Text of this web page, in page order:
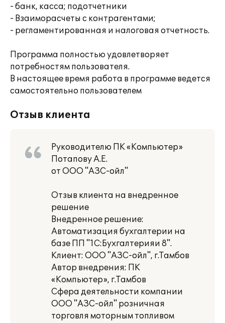
- банк, касса; подотчетники
- Взаиморасчеты с контрагентами;
- регламентированная и налоговая отчетность.
Программа полностью удовлетворяет
потребностям пользователя.
В настоящее время работа в программе ведется
самостоятельно пользователем
Отзыв клиента
Руководителю ПК «Компьютер»
Потапову А.Е.
от ООО "АЗС-ойл"
Отзыв клиента на внедренное
решение
Внедренное решение:
Автоматизация бухгалтерии на
базе ПП "1С:Бухгалтерияи 8".
Клиент: ООО "АЗС-ойл", г.Тамбов
Автор внедрения: ПК
«Компьютер», г.Тамбов
Сфера деятельности компании
ООО "АЗС-ойл" розничная
торговля моторным топливом